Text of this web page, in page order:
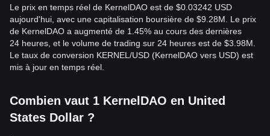
Le prix en temps réel de KernelDAO est de $0.03242 USD
aujourd'hui, avec une capitalisation boursière de $9.28M. Le prix
de KernelDAO a augmenté de 1.45% au cours des dernières
24 heures, et le volume de trading sur 24 heures est de $3.98M.
Le taux de conversion KERNEL/USD (KernelDAO vers USD) est
mis à jour en temps réel.
Combien vaut 1 KernelDAO en United
States Dollar ?